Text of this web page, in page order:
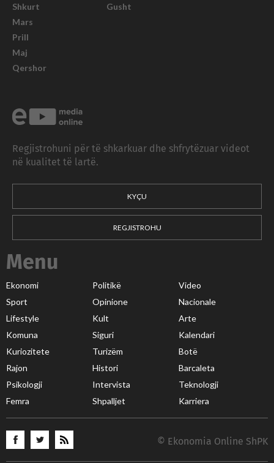
Shkurt
Mars
Prill
Maj
Qershor
Gusht
Regjistrohuni për të shkarkuar dhe shfrytëzuar videot
në kualitet të lartë.
KYÇU
REGJISTROHU
Menu
Ekonomi Politikë
Video
Sport
Opinione
Nacionale
Lifestyle
Kult
Arte
Komuna
Siguri
Kalendari
Kuriozitete
Turizëm
Botë
Rajon
Histori
Barcaleta
Psikologji
Intervista
Teknologji
Femra
Shpalljet Karriera
© Ekonomia Online ShPK